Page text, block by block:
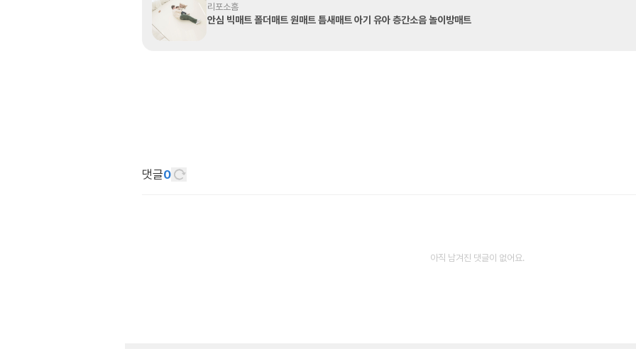
리포소홈
안심 빅매트 폴더매트 원매트 틈새매트 아기 유아 층간소음 놀이방매트
댓글0
아직 남겨진 댓글이 없어요.